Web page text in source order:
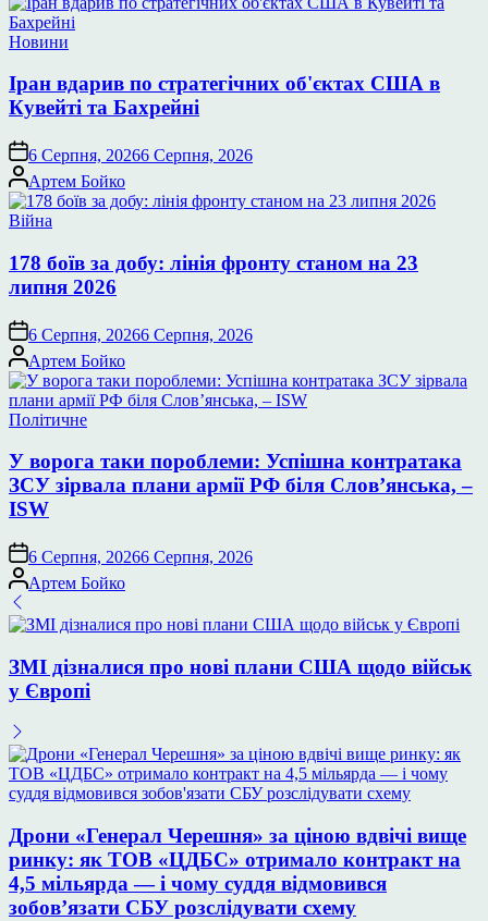
Опублікувати
Новини
Іран вдарив по стратегічних об'єктах США в
Кувейті та Бахрейні
6 Серпня, 20266 Серпня, 2026
Опубліковано
Артем Бойко
Опублікувати
Війна
178 боїв за добу: лінія фронту станом на 23
липня 2026
6 Серпня, 20266 Серпня, 2026
Опубліковано
Артем Бойко
Опублікувати
Політичне
У ворога таки пороблеми: Успішна контратака
ЗСУ зірвала плани армії РФ біля Слов’янська, –
ISW
6 Серпня, 20266 Серпня, 2026
Опубліковано
Артем Бойко
ЗМІ дізналися про нові плани США щодо військ
у Європі
Дрони «Генерал Черешня» за ціною вдвічі вище
ринку: як ТОВ «ЦДБС» отримало контракт на
4,5 мільярда — і чому суддя відмовився
зобов’язати СБУ розслідувати схему